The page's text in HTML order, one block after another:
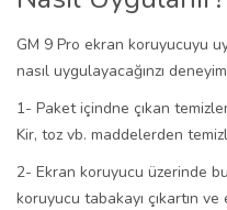
GM 9 Pro ekran koruyucuyu
nasıl uygulayacağınzı
1- Paket içindne çıkan
Kir, toz vb. maddelerden
2- Ekran koruyucu üzerinde
koruyucu tabakayı çıkartın